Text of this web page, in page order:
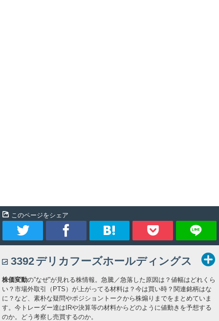
このページをシェア
イ
ー
ト
ェ
ア
ッ
ク
マ
Pocket
3392デリカフーズホールディングス
株価変動の”なぜ”が見れる株情報。急騰／急落した原因は？値幅はどれくら
い？市場外取引（PTS）が上がってる材料は？今は買い時？関連銘柄はな
に？など、素朴な疑問やポジショントークから株煽りまでをまとめていま
す。今トレーダー達はIRや決算等の材料からどのように値動きを予想する
のか。どう考察し売買するのか。